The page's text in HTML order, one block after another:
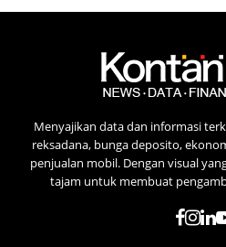
Menyajikan data dan informasi
reksadana, bunga deposito,
penjualan mobil. Dengan visual
tajam untuk membuat